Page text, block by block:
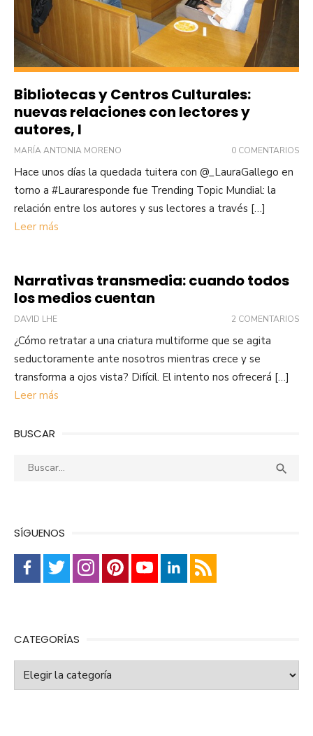
Bibliotecas y Centros Culturales:
nuevas relaciones con lectores y
autores, I
MARÍA ANTONIA MORENO 0 COMENTARIOS
Hace unos días la quedada tuitera con @_LauraGallego en
torno a #Lauraresponde fue Trending Topic Mundial: la
relación entre los autores y sus lectores a través […]
Leer más
Narrativas transmedia: cuando todos
los medios cuentan
DAVID LHE 2 COMENTARIOS
¿Cómo retratar a una criatura multiforme que se agita
seductoramente ante nosotros mientras crece y se
transforma a ojos vista? Difícil. El intento nos ofrecerá […]
Leer más
BUSCAR
Buscar: 
SÍGUENOS
CATEGORÍAS
Categorías